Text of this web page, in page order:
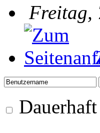
Freitag,